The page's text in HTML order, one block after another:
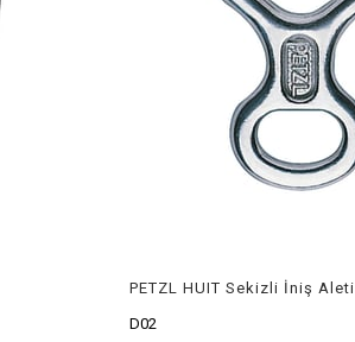
PETZL HUIT Sekizli İniş Aleti
D02